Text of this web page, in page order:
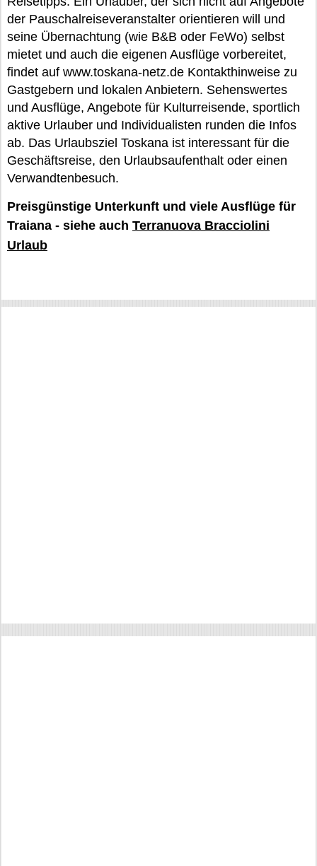
der Pauschalreiseveranstalter orientieren will und
seine Übernachtung (wie B&B oder FeWo) selbst
mietet und auch die eigenen Ausflüge vorbereitet,
findet auf www.toskana-netz.de Kontakthinweise zu
Gastgebern und lokalen Anbietern. Sehenswertes
und Ausflüge, Angebote für Kulturreisende, sportlich
aktive Urlauber und Individualisten runden die Infos
ab. Das Urlaubsziel Toskana ist interessant für die
Geschäftsreise, den Urlaubsaufenthalt oder einen
Verwandtenbesuch.
Preisgünstige Unterkunft und viele Ausflüge für
Traiana - siehe auch Terranuova Bracciolini
Urlaub